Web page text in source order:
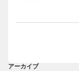
アーカイブ